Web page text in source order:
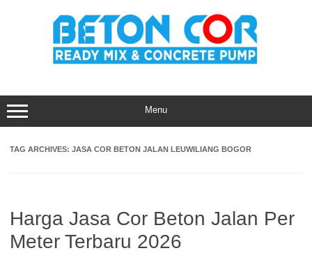
Menu
TAG ARCHIVES: JASA COR BETON JALAN LEUWILIANG BOGOR
Harga Jasa Cor Beton Jalan Per
Meter Terbaru 2026